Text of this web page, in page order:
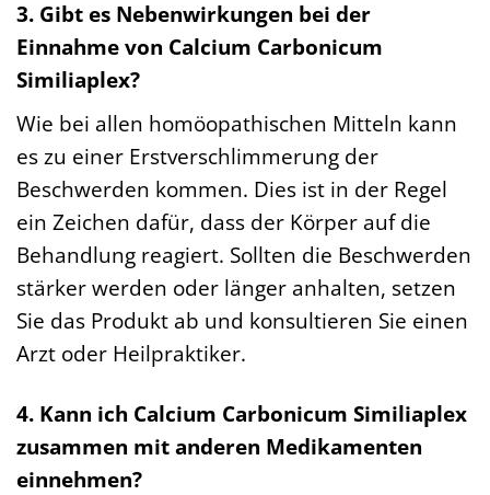
3. Gibt es Nebenwirkungen bei der
Einnahme von Calcium Carbonicum
Similiaplex?
Wie bei allen homöopathischen Mitteln kann
es zu einer Erstverschlimmerung der
Beschwerden kommen. Dies ist in der Regel
ein Zeichen dafür, dass der Körper auf die
Behandlung reagiert. Sollten die Beschwerden
stärker werden oder länger anhalten, setzen
Sie das Produkt ab und konsultieren Sie einen
Arzt oder Heilpraktiker.
4. Kann ich Calcium Carbonicum Similiaplex
zusammen mit anderen Medikamenten
einnehmen?